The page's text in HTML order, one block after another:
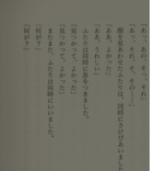
OFICIAL!